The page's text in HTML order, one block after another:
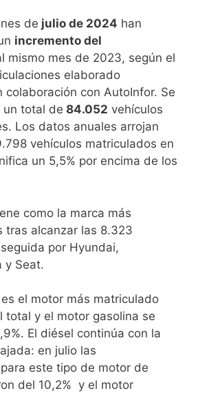
de julio de 2024 han
incremento del
mismo mes de 2023, según el
elaborado
colaboración con AutoInfor. Se
un total de 84.052 vehículos
Los datos anuales arrojan
vehículos matriculados en
un 5,5% por encima de los
como la marca más
tras alcanzar las 8.323
por Hyundai,
y Seat.
el motor más matriculado
total y el motor gasolina se
El diésel continúa con la
en julio las
este tipo de motor de
del 10,2% y el motor